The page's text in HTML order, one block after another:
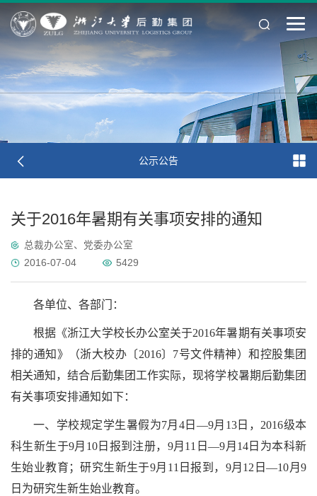
公示公告
关于2016年暑期有关事项安排的通知
总裁办公室、党委办公室
2016-07-04
5429
各单位、各部门：
根据《浙江大学校长办公室关于2016年暑期有关事项安
排的通知》（浙大校办〔2016〕7号文件精神）和控股集团
相关通知，结合后勤集团工作实际，现将学校暑期后勤集团
有关事项安排通知如下：
一、学校规定学生暑假为7月4日—9月13日，2016级本
科生新生于9月10日报到注册，9月11日—9月14日为本科新
生始业教育；研究生新生于9月11日报到，9月12日—10月9
日为研究生新生始业教育。